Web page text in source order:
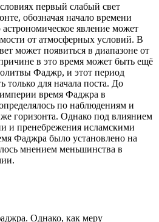
первый слабый свет
обозначая начало времени
явление может
от атмосферных условий. В
может появиться в диапазоне от
в это время может быть ещё
Фаджр, и этот период
только для начала поста. До
время Фаджра в
по наблюдениям и
горизонта. Однако под влиянием
и пренебрежения исламскими
Фаджра было установлено на
мнением меньшинства в
Однако, как меру